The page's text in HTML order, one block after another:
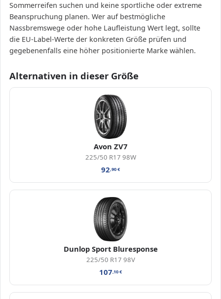
Sommerreifen suchen und keine sportliche oder extreme
Beanspruchung planen. Wer auf bestmögliche
Nassbremswege oder hohe Laufleistung Wert legt, sollte
die EU-Label-Werte der konkreten Größe prüfen und
gegebenenfalls eine höher positionierte Marke wählen.
Alternativen in dieser Größe
Avon ZV7
225/50 R17 98W
92,90€
Dunlop Sport Bluresponse
225/50 R17 98V
107,10€